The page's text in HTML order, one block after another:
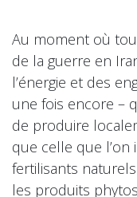
Au moment où
de la guerre en
l’énergie et des
une fois encore –
de produire
que celle que l’on
fertilisants
les produits